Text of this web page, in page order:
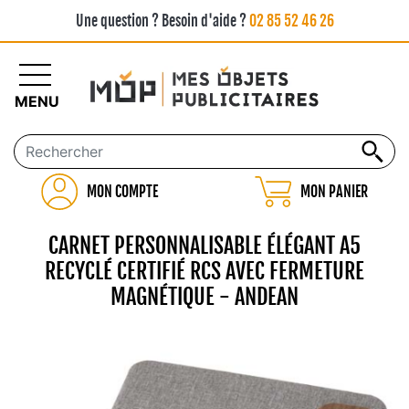
Une question ? Besoin d'aide ?02 85 52 46 26
MON COMPTE MON PANIER
MENU
CARNET PERSONNALISABLE ÉLÉGANT A5
RECYCLÉ CERTIFIÉ RCS AVEC FERMETURE
MAGNÉTIQUE - ANDEAN